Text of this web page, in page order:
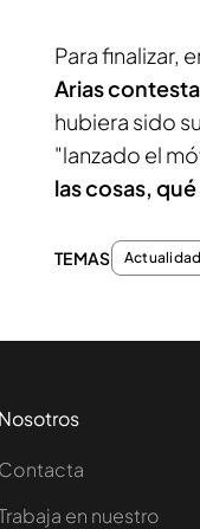
Para finalizar,
Arias
hubiera sido
"lanzado el
las cosas,
TEMAS Actualidad
Nosotros
Contacta
en nuestro